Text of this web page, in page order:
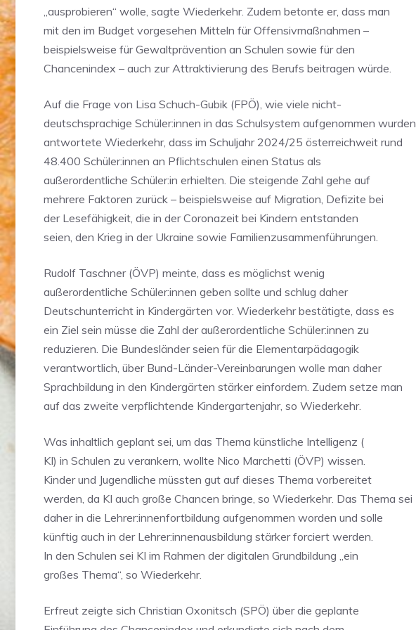
„ausprobieren“ wolle, sagte Wiederkehr. Zudem betonte er, dass man
mit den im Budget vorgesehen Mitteln für Offensivmaßnahmen –
beispielsweise für Gewaltprävention an Schulen sowie für den
Chancenindex – auch zur Attraktivierung des Berufs beitragen würde.
Auf die Frage von Lisa Schuch-Gubik (FPÖ), wie viele nicht-
deutschsprachige Schüler:innen in das Schulsystem aufgenommen wurden
antwortete Wiederkehr, dass im Schuljahr 2024/25 österreichweit rund
48.400 Schüler:innen an Pflichtschulen einen Status als
außerordentliche Schüler:in erhielten. Die steigende Zahl gehe auf
mehrere Faktoren zurück – beispielsweise auf Migration, Defizite bei
der Lesefähigkeit, die in der Coronazeit bei Kindern entstanden
seien, den Krieg in der Ukraine sowie Familienzusammenführungen.
Rudolf Taschner (ÖVP) meinte, dass es möglichst wenig
außerordentliche Schüler:innen geben sollte und schlug daher
Deutschunterricht in Kindergärten vor. Wiederkehr bestätigte, dass es
ein Ziel sein müsse die Zahl der außerordentliche Schüler:innen zu
reduzieren. Die Bundesländer seien für die Elementarpädagogik
verantwortlich, über Bund-Länder-Vereinbarungen wolle man daher
Sprachbildung in den Kindergärten stärker einfordern. Zudem setze man
auf das zweite verpflichtende Kindergartenjahr, so Wiederkehr.
Was inhaltlich geplant sei, um das Thema künstliche Intelligenz (
KI) in Schulen zu verankern, wollte Nico Marchetti (ÖVP) wissen.
Kinder und Jugendliche müssten gut auf dieses Thema vorbereitet
werden, da KI auch große Chancen bringe, so Wiederkehr. Das Thema sei
daher in die Lehrer:innenfortbildung aufgenommen worden und solle
künftig auch in der Lehrer:innenausbildung stärker forciert werden.
In den Schulen sei KI im Rahmen der digitalen Grundbildung „ein
großes Thema“, so Wiederkehr.
Erfreut zeigte sich Christian Oxonitsch (SPÖ) über die geplante